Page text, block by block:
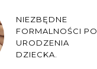
NIEZBĘDNE
FORMALNOŚCI PO
URODZENIA
DZIECKA.